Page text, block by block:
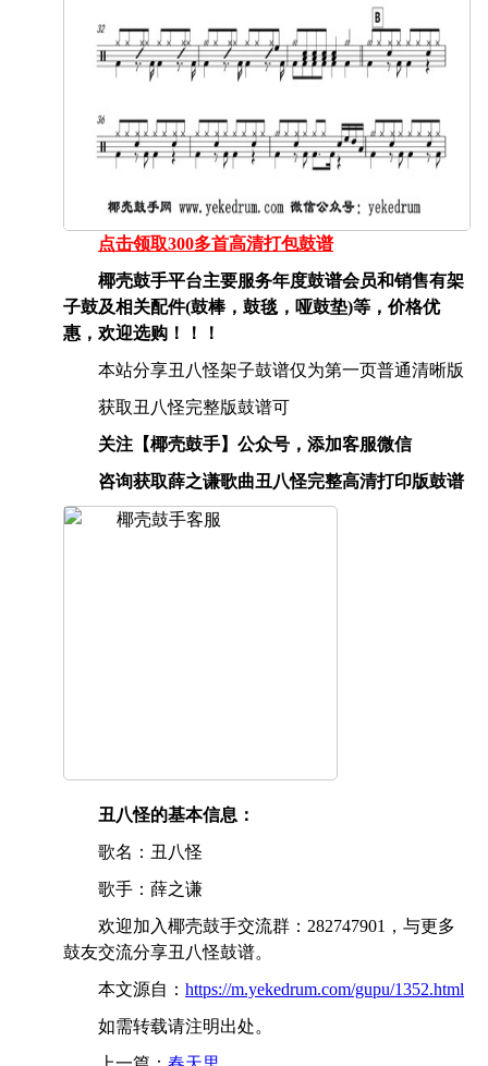
点击领取300多首高清打包鼓谱
椰壳鼓手平台主要服务年度鼓谱会员和销售有架
子鼓及相关配件(鼓棒，鼓毯，哑鼓垫)等，价格优
惠，欢迎选购！！！
本站分享丑八怪架子鼓谱仅为第一页普通清晰版
获取丑八怪完整版鼓谱可
关注【椰壳鼓手】公众号，添加客服微信
咨询获取薛之谦歌曲丑八怪完整高清打印版鼓谱
丑八怪的基本信息：
歌名：丑八怪
歌手：薛之谦
欢迎加入椰壳鼓手交流群：282747901，与更多
鼓友交流分享丑八怪鼓谱。
本文源自： https://m.yekedrum.com/gupu/1352.html
如需转载请注明出处。